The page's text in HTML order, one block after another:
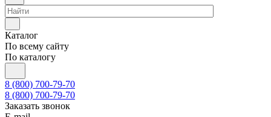
Каталог
По всему сайту
По каталогу
8 (800) 700-79-70
8 (800) 700-79-70
Заказать звонок